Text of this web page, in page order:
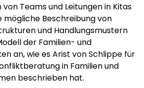
von Teams und Leitungen in Kitas
mögliche Beschreibung von
und Handlungsmustern
der Familien- und
an, wie es Arist von Schlippe für
in Familien und
beschrieben hat.